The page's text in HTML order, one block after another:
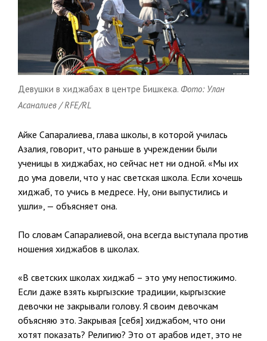
Девушки в хиджабах в центре Бишкека. Фото: Улан
Асаналиев / RFE/RL
Айке Сапаралиева, глава школы, в которой училась
Азалия, говорит, что раньше в учреждении были
ученицы в хиджабах, но сейчас нет ни одной. «Мы их
до ума довели, что у нас светская школа. Если хочешь
хиджаб, то учись в медресе. Ну, они выпустились и
ушли», — объясняет она.
По словам Сапаралиевой, она всегда выступала против
ношения хиджабов в школах.
«В светских школах хиджаб – это уму непостижимо.
Если даже взять кыргызские традиции, кыргызские
девочки не закрывали голову. Я своим девочкам
объясняю это. Закрывая [себя] хиджабом, что они
хотят показать? Религию? Это от арабов идет, это не